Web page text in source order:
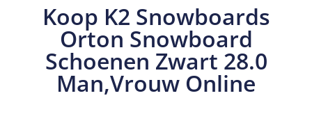
Koop K2 Snowboards
Orton Snowboard
Schoenen Zwart 28.0
Man,Vrouw Online